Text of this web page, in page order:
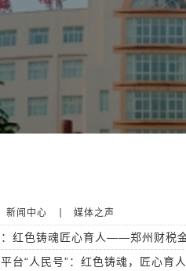
新闻中心 媒体之声
红色铸魂匠心育人——郑州财税
台“人民号”：红色铸魂，匠心育